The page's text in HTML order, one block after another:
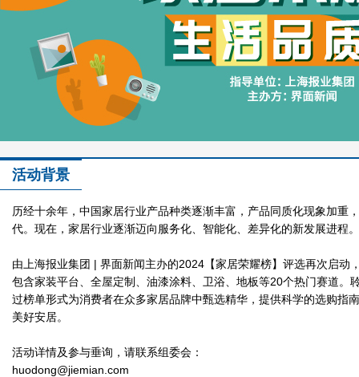
活动背景
历经十余年，中国家居行业产品种类逐渐丰富，产品同质化现象加重
代。现在，家居行业逐渐迈向服务化、智能化、差异化的新发展进程。
由上海报业集团 | 界面新闻主办的2024【家居荣耀榜】评选再次启动
包含家装平台、全屋定制、油漆涂料、卫浴、地板等20个热门赛道。
过榜单形式为消费者在众多家居品牌中甄选精华，提供科学的选购指
美好安居。
活动详情及参与垂询，请联系组委会：
huodong@jiemian.com